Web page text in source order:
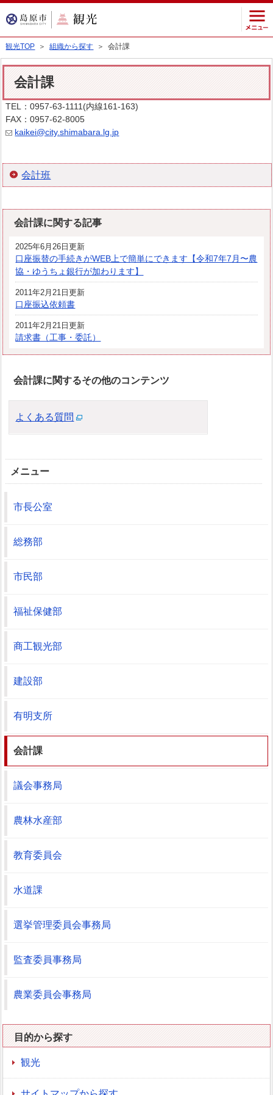
観光TOP ＞組織から探す ＞ 会計課
会計課
TEL：0957-63-1111(内線161-163)
FAX：0957-62-8005
kaikei@city.shimabara.lg.jp
会計班
会計課に関する記事
2025年6月26日更新
口座振替の手続きがWEB上で簡単にできます【令和7年7月〜農
協・ゆうちょ銀行が加わります】
2011年2月21日更新
口座振込依頼書
2011年2月21日更新
請求書（工事・委託）
会計課に関するその他のコンテンツ
よくある質問
メニュー
市長公室
総務部
市民部
福祉保健部
商工観光部
建設部
有明支所
会計課
議会事務局
農林水産部
教育委員会
水道課
選挙管理委員会事務局
監査委員事務局
農業委員会事務局
目的から探す
観光